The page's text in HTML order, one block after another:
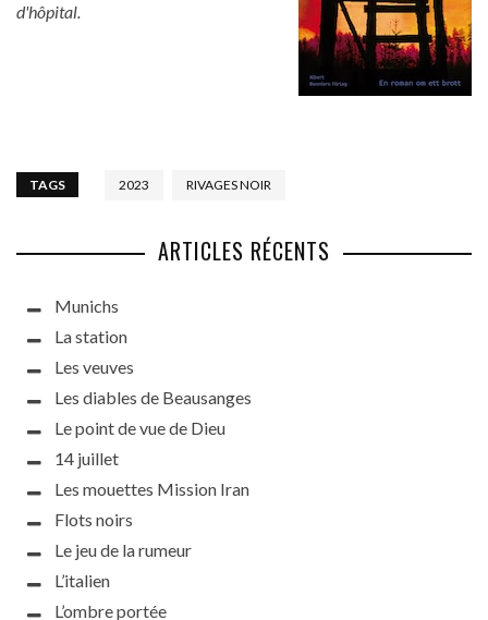
d'hôpital.
TAGS 2023 RIVAGES NOIR
ARTICLES RÉCENTS
Munichs
La station
Les veuves
Les diables de Beausanges
Le point de vue de Dieu
14 juillet
Les mouettes Mission Iran
Flots noirs
Le jeu de la rumeur
L’italien
L’ombre portée